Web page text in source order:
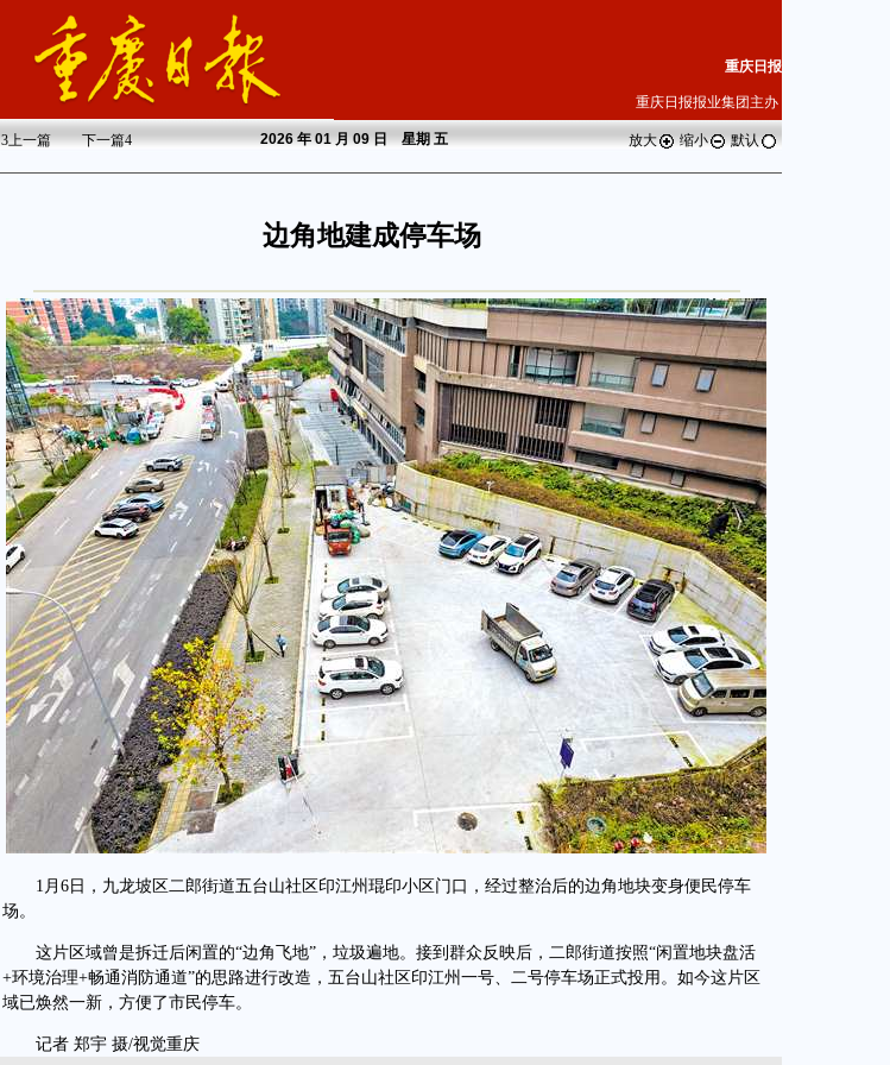
重庆日报
重庆日报报业集团主办
3上一篇 下一篇4 2026年 01 月 09 日 星期五 放大 缩小 默认
边角地建成停车场
1月6日，九龙坡区二郎街道五台山社区印江州琨印小区门口，经过整治后的边角地块变身便民停车
场。
这片区域曾是拆迁后闲置的“边角飞地”，垃圾遍地。接到群众反映后，二郎街道按照“闲置地块盘活
+环境治理+畅通消防通道”的思路进行改造，五台山社区印江州一号、二号停车场正式投用。如今这片区
域已焕然一新，方便了市民停车。
记者 郑宇 摄/视觉重庆